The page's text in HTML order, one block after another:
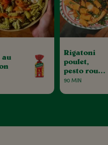
au
Rigatoni
poulet,
pesto rouge
& tomates
90 MIN